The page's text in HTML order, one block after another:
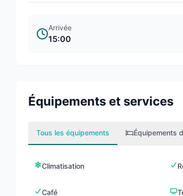
Arrivée
15:00
Équipements et services
Tous les équipements Équipements
Climatisation
Café